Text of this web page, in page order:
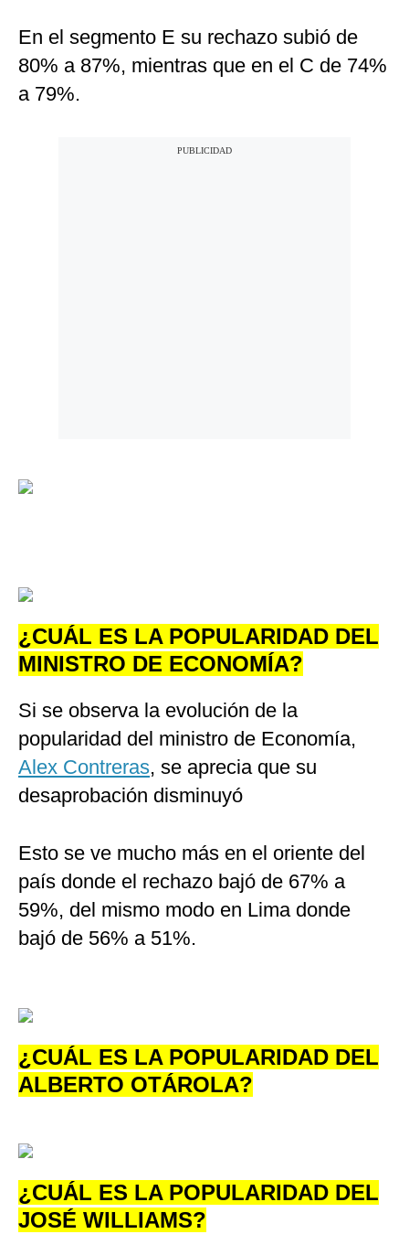
En el segmento E su rechazo subió de
80% a 87%, mientras que en el C de 74%
a 79%.
¿CUÁL ES LA POPULARIDAD DEL
MINISTRO DE ECONOMÍA?
Si se observa la evolución de la
popularidad del ministro de Economía,
Alex Contreras, se aprecia que su
desaprobación disminuyó
Esto se ve mucho más en el oriente del
país donde el rechazo bajó de 67% a
59%, del mismo modo en Lima donde
bajó de 56% a 51%.
¿CUÁL ES LA POPULARIDAD DEL
ALBERTO OTÁROLA?
¿CUÁL ES LA POPULARIDAD DEL
JOSÉ WILLIAMS?